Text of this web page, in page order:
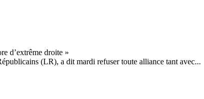
(LR), a dit mardi refuser toute alliance tant avec...